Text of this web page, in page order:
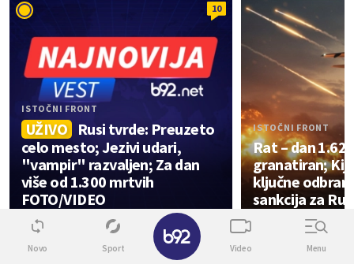
10
ISTOČNI FRONT
UŽIVO Rusi tvrde: Preuzeto
celo mesto; Jezivi udari,
"vampir" razvaljen; Za dan
više od 1.300 mrtvih
FOTO/VIDEO
ISTOČNI FRONT
Rat – dan
granatiran;
ključne
sankcija za
Info
Novo Sport Video Menu
✕